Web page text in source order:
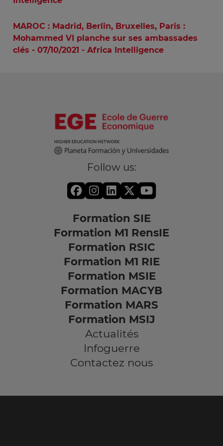
MAROC : Madrid, Berlin, Bruxelles, Paris :
Mohammed VI planche sur ses ambassades
clés - 07/10/2021 - Africa Intelligence
Follow us:
Formation SIE
Formation M1 RensIE
Formation RSIC
Formation M1 RIE
Formation MSIE
Formation MACYB
Formation MARS
Formation MSIJ
Actualités
Infoguerre
Contactez nous